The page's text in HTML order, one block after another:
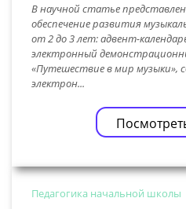
В научной статье
обеспечение развития
от 2 до 3 лет: адвент-
электронный
«Путешествие в мир музыки»,
электрон...
Педагогика начальной школы